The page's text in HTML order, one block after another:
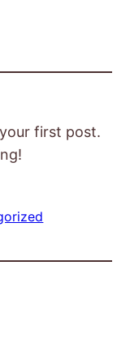
first post.